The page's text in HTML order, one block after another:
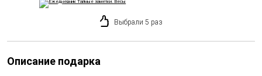
Выбрали 5 раз
Описание подарка